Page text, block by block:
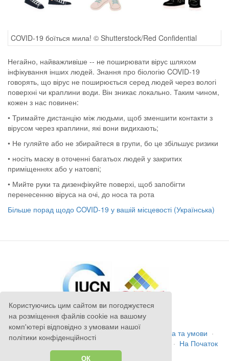
Користуючись цим сайтом ви погоджуєтеся
на розміщення файлів cookie на вашому
комп'ютері відповідно з умовами нашої
політики конфіденційності
ОК
COVID-19 боїться мила! © Shutterstock/Red Confidential
Негайно, найважливіше -- не поширювати вірус шляхом
інфікування інших людей. Знання про біологію COVID-19
говорять, що вірус не поширюється серед людей через вологі
поверхні чи краплини води. Він зникає локально. Таким чином,
кожен з нас повинен:
• Тримайте дистанцію між людьми, щоб зменшити контакти з
вірусом через краплини, які вони видихають;
• Не гуляйте або не збирайтеся в групи, бо це збільшує ризики
• носіть маску в оточенні багатьох людей у закритих
приміщеннях або у натовпі;
• Мийте руки та дизенфікуйте поверхі, щоб запобігти
перенесенню віруса на очі, до носа та рота
Більше порад щодо COVID-19 у вашій місцевості (Українська)
Авторські права ©Anatrack Ltd Правила та умови ·
Політика конфіденційності
· На Початок
сторінки